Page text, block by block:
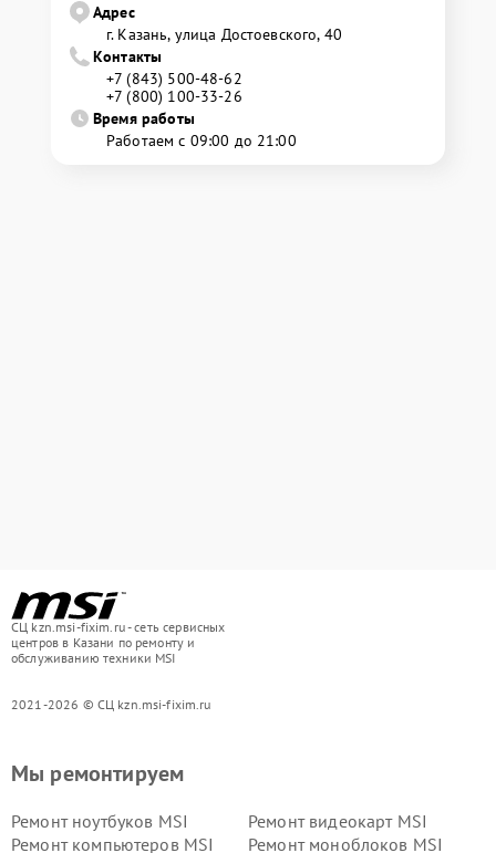
Адрес
г. Казань, улица Достоевского, 40
Контакты
+7 (843) 500-48-62
+7 (800) 100-33-26
Время работы
Работаем с 09:00 до 21:00
СЦ kzn.msi-fixim.ru - сеть сервисных
центров в Казани по ремонту и
обслуживанию техники MSI
2021-2026 © СЦ kzn.msi-fixim.ru
Мы ремонтируем
Ремонт ноутбуков MSI
Ремонт видеокарт MSI
Ремонт компьютеров MSI
Ремонт моноблоков MSI